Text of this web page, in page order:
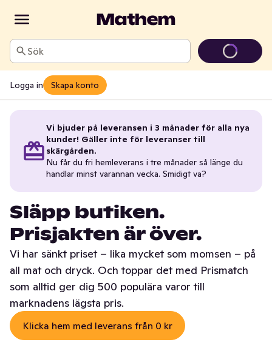
Sök
Logga in Skapa konto
Vi bjuder på leveransen i 3 månader för alla nya
kunder! Gäller inte för leveranser till
skärgården.
Nu får du fri hemleverans i tre månader så länge du
handlar minst varannan vecka. Smidigt va?
Släpp butiken.
Prisjakten är över.
Vi har sänkt priset – lika mycket som momsen – på
all mat och dryck. Och toppar det med Prismatch
som alltid ger dig 500 populära varor till
marknadens lägsta pris.
Klicka hem med leverans från 0 kr